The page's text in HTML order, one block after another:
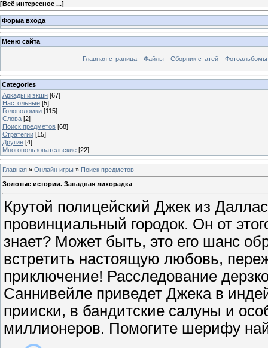
[Всё интересное ...]
Форма входа
Меню сайта
Главная страница Файлы Сборник статей Фотоальбомы
Categories
Аркады и экшн [67]
Настольные [5]
Головоломки [115]
Слова [2]
Поиск предметов [68]
Стратегии [15]
Другие [4]
Многопользовательские [22]
Главная » Онлайн игры » Поиск предметов
Золотые истории. Западная лихорадка
Крутой полицейский Джек из
провинциальный городок. Он от
знает? Может быть, это его шанс
встретить настоящую любовь,
приключение! Расследование
Саннивейле приведет Джека в
прииски, в бандитские салуны и
миллионеров. Помогите шерифу